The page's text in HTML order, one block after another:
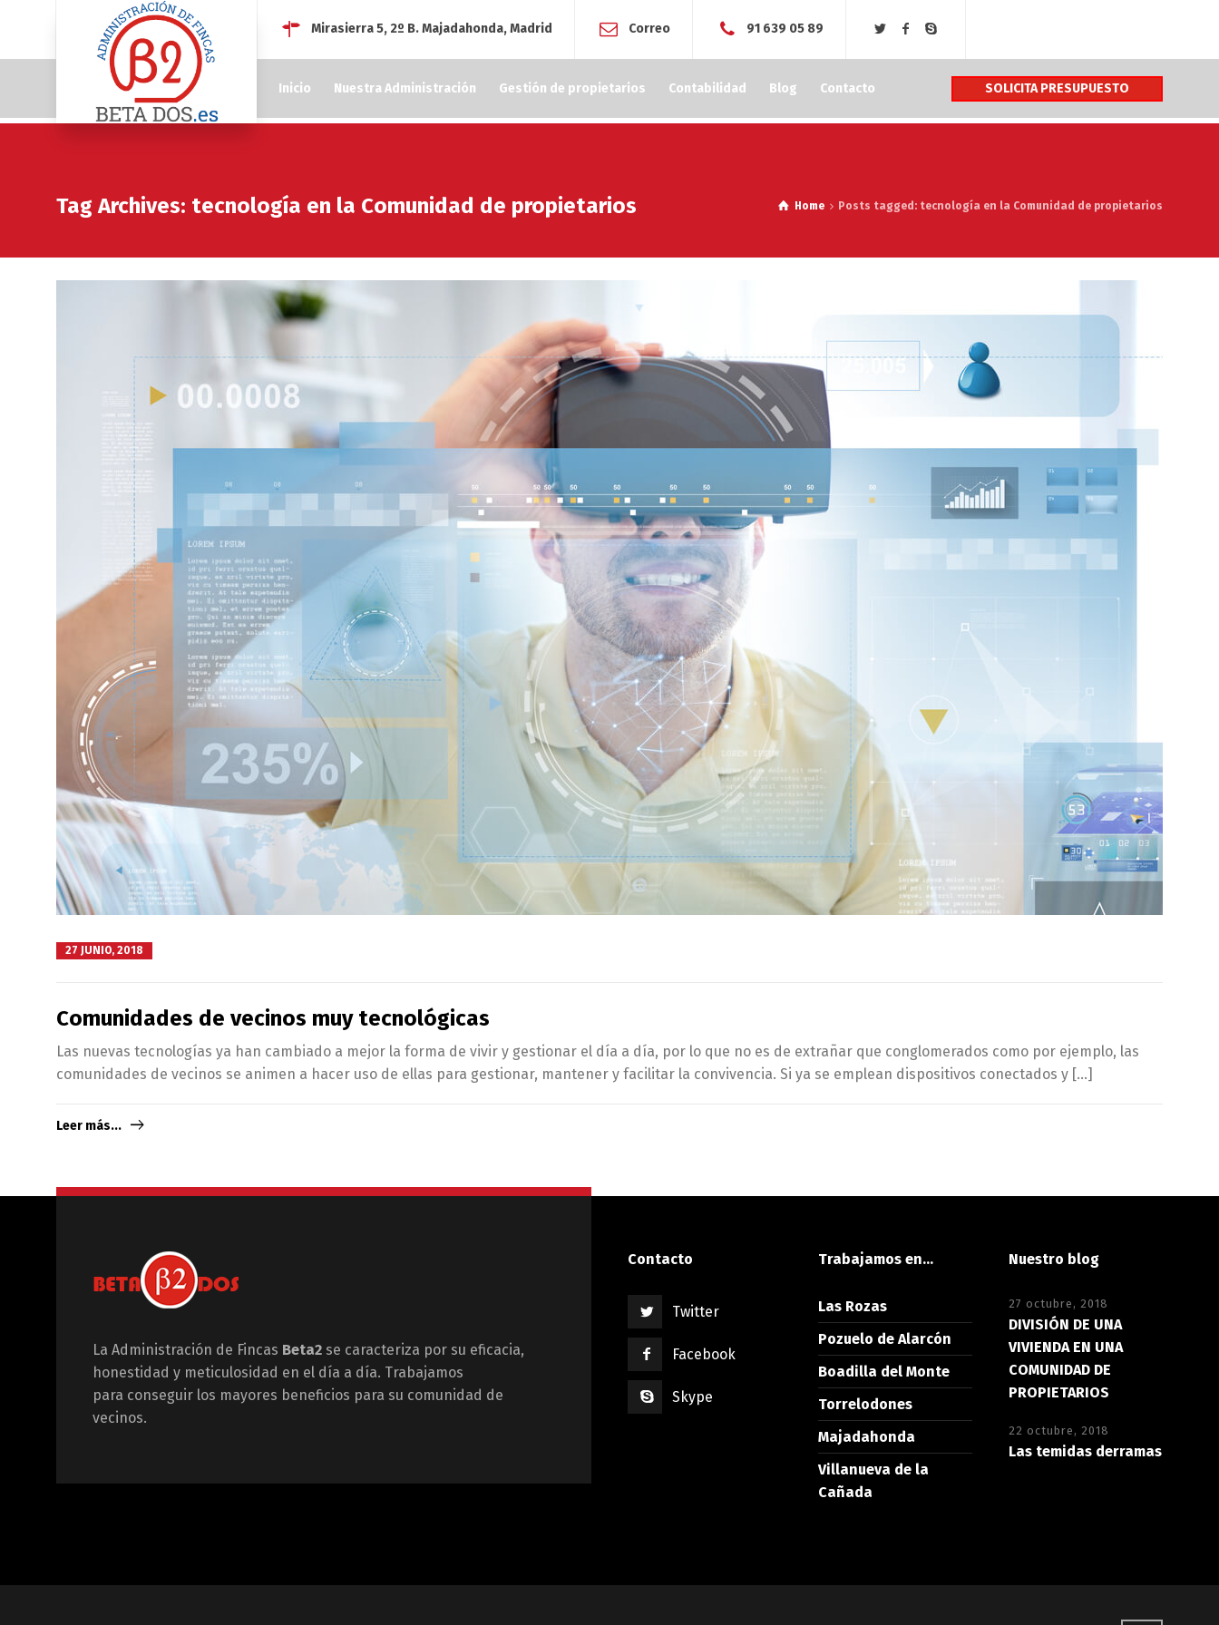
Mirasierra 5, 2º B. Majadahonda, Madrid Correo 91 639 05 89
Inicio Nuestra Administración Gestión de propietarios Contabilidad Blog Contacto SOLICITA PRESUPUESTO
Tag Archives: tecnología en la Comunidad de propietarios Home Posts tagged: tecnología en la Comunidad de propietarios
27 JUNIO, 2018
Comunidades de vecinos muy tecnológicas
Las nuevas tecnologías ya han cambiado a mejor la forma de vivir y gestionar el día a día, por lo que no es de extrañar que conglomerados como por ejemplo, las
comunidades de vecinos se animen a hacer uso de ellas para gestionar, mantener y facilitar la convivencia. Si ya se emplean dispositivos conectados y […]
Leer más...
La Administración de Fincas Beta2 se caracteriza por su eficacia,
honestidad y meticulosidad en el día a día. Trabajamos
para conseguir los mayores beneficios para su comunidad de
vecinos.
Contacto
Twitter
Facebook
Skype
Trabajamos en…
Las Rozas
Pozuelo de Alarcón
Boadilla del Monte
Torrelodones
Majadahonda
Villanueva de la
Cañada
Nuestro blog
27 octubre, 2018
DIVISIÓN DE UNA
VIVIENDA EN UNA
COMUNIDAD DE
PROPIETARIOS
22 octubre, 2018
Las temidas derramas